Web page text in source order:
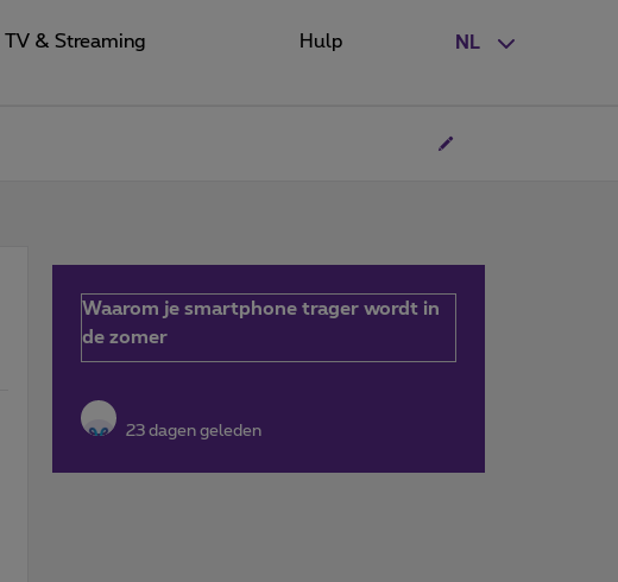
NL
TV & Streaming Hulp
Waarom je smartphone trager wordt in
de zomer
23 dagen geleden